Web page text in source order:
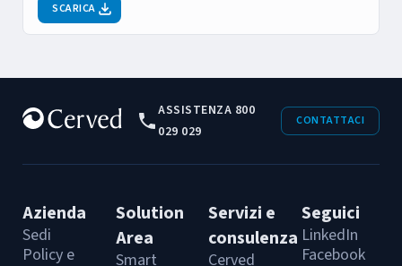
SCARICA
ASSISTENZA 800
029 029
CONTATTACI
Azienda
Sedi
Policy e
Solution
Area
Smart
Servizi e
consulenza
Cerved
Seguici
LinkedIn
Facebook